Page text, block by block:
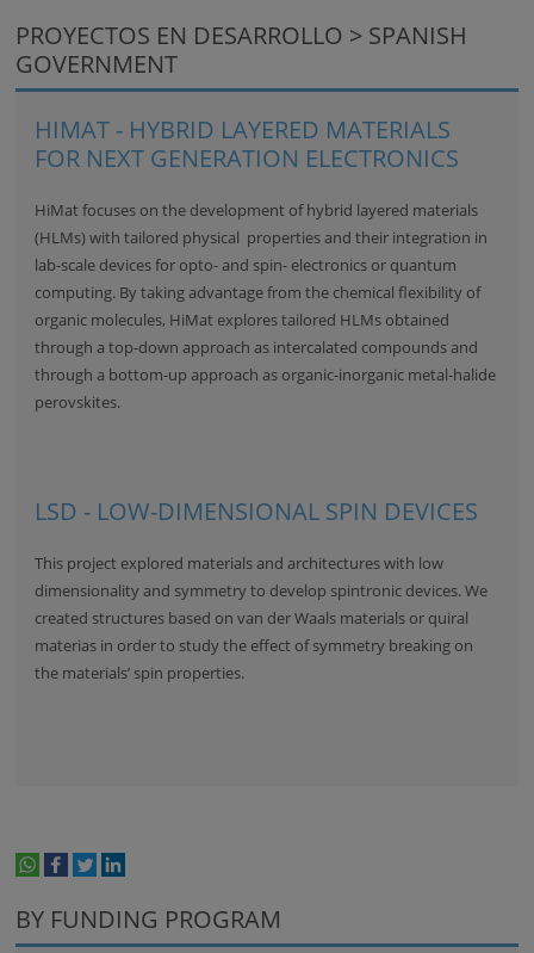
PROYECTOS EN DESARROLLO > SPANISH
GOVERNMENT
HIMAT - HYBRID LAYERED MATERIALS
FOR NEXT GENERATION ELECTRONICS
HiMat focuses on the development of hybrid layered materials
(HLMs) with tailored physical properties and their integration in
lab-scale devices for opto- and spin- electronics or quantum
computing. By taking advantage from the chemical flexibility of
organic molecules, HiMat explores tailored HLMs obtained
through a top-down approach as intercalated compounds and
through a bottom-up approach as organic-inorganic metal-halide
perovskites.
LSD - LOW-DIMENSIONAL SPIN DEVICES
This project explored materials and architectures with low
dimensionality and symmetry to develop spintronic devices. We
created structures based on van der Waals materials or quiral
materias in order to study the effect of symmetry breaking on
the materials’ spin properties.
BY FUNDING PROGRAM